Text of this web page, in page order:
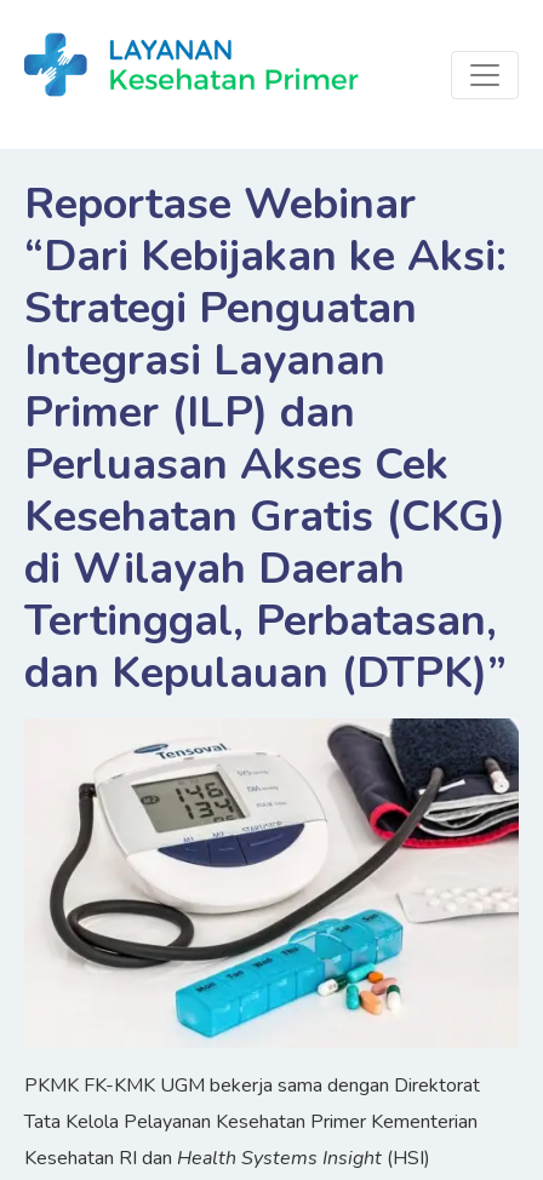
Reportase Webinar
“Dari Kebijakan ke Aksi:
Strategi Penguatan
Integrasi Layanan
Primer (ILP) dan
Perluasan Akses Cek
Kesehatan Gratis (CKG)
di Wilayah Daerah
Tertinggal, Perbatasan,
dan Kepulauan (DTPK)”
PKMK FK-KMK UGM bekerja sama dengan Direktorat
Tata Kelola Pelayanan Kesehatan Primer Kementerian
Kesehatan RI dan Health Systems Insight (HSI)